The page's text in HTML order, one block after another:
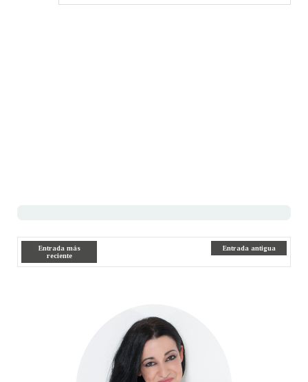
Entrada más
reciente
Entrada antigua